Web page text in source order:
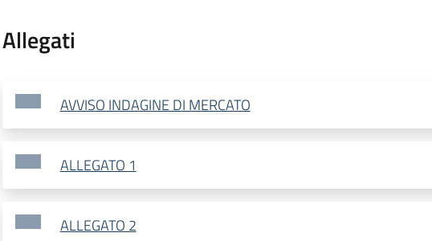
Allegati
AVVISO INDAGINE DI MERCATO
ALLEGATO 1
ALLEGATO 2